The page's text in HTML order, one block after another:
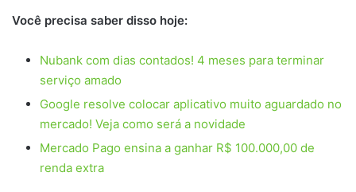
Você precisa saber disso hoje:
Nubank com dias contados! 4 meses para terminar
serviço amado
Google resolve colocar aplicativo muito aguardado no
mercado! Veja como será a novidade
Mercado Pago ensina a ganhar R$ 100.000,00 de
renda extra